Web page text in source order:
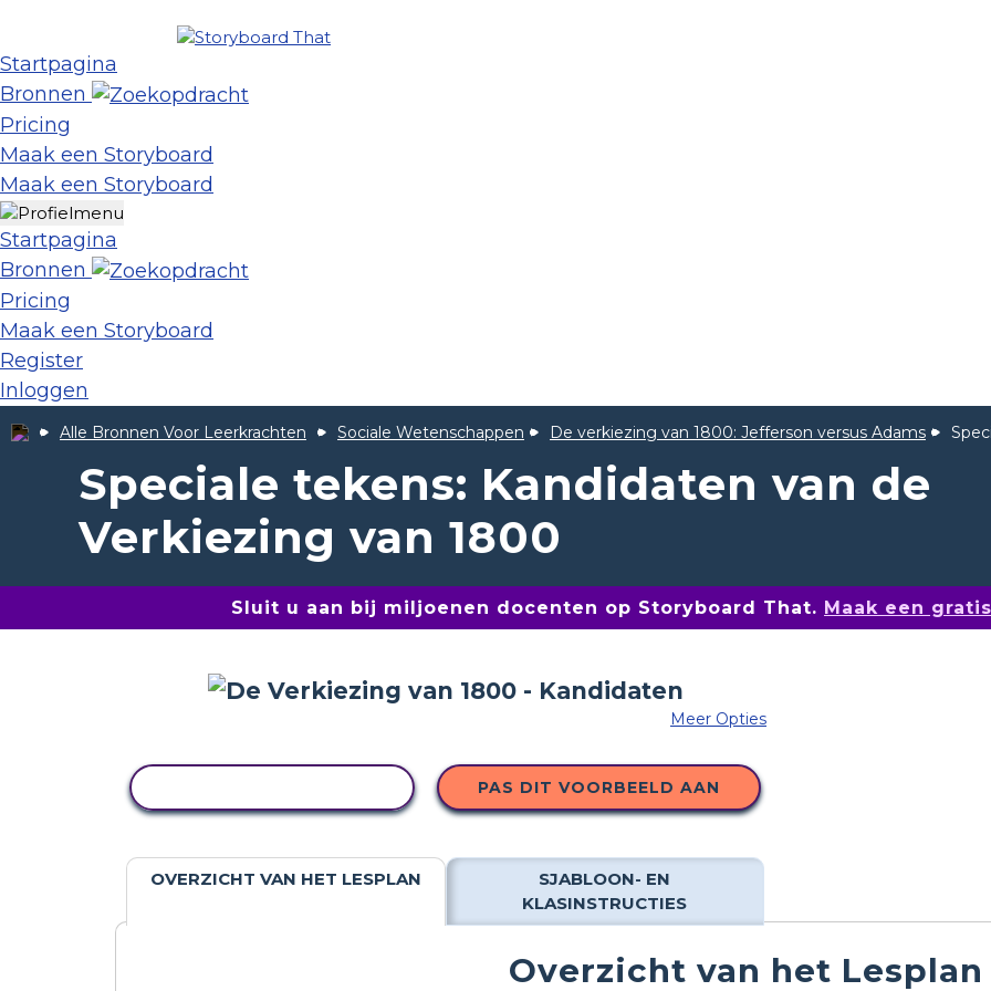
Startpagina
Bronnen
Pricing
Maak een Storyboard
Maak een Storyboard
Startpagina
Bronnen
Pricing
Maak een Storyboard
Register
Inloggen
Alle Bronnen Voor Leerkrachten Sociale Wetenschappen De verkiezing van 1800: Jefferson versus Adams
Speciale tekens: Kandidaten van de
Verkiezing van 1800
Sluit u aan bij miljoenen docenten op Storyboard That. Maak een
Meer Opties
PAS DIT VOORBEELD AAN
OVERZICHT VAN HET LESPLAN
SJABLOON- EN
KLASINSTRUCTIES
Overzicht van het Lesplan